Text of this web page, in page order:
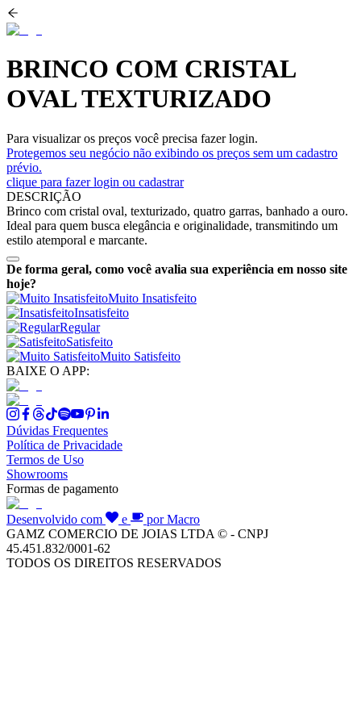
BRINCO COM CRISTAL
OVAL TEXTURIZADO
Para visualizar os preços você precisa fazer login.
Protegemos seu negócio não exibindo os preços sem um cadastro
prévio.
clique para fazer login ou cadastrar
DESCRIÇÃO
Brinco com cristal oval, texturizado, quatro garras, banhado a ouro.
Ideal para quem busca elegância e originalidade, transmitindo um
estilo atemporal e marcante.
De forma geral, como você avalia sua experiência em nosso site
hoje?
Muito Insatisfeito
Insatisfeito
Regular
Satisfeito
Muito Satisfeito
BAIXE O APP:
Dúvidas Frequentes
Política de Privacidade
Termos de Uso
Showrooms
Formas de pagamento
Desenvolvido com e
por Macro
GAMZ COMERCIO DE JOIAS LTDA © - CNPJ
45.451.832/0001-62
TODOS OS DIREITOS RESERVADOS